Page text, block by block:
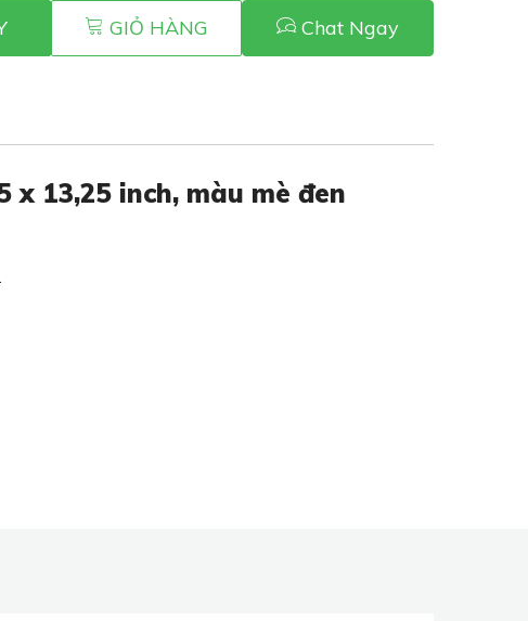
GIỎ HÀNG Chat Ngay
x 13,25 inch, màu mè đen